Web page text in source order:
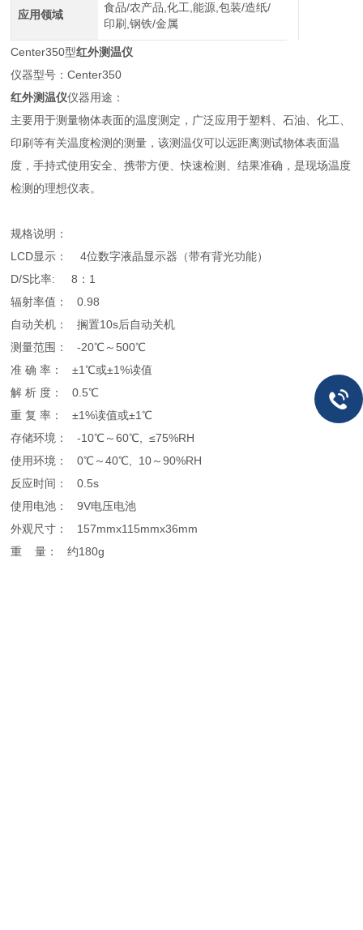
应用领域
食品/农产品,化工,能源,包装/造纸/
印刷,钢铁/金属
Center350型红外测温仪
仪器型号：Center350
红外测温仪仪器用途：
主要用于测量物体表面的温度测定，广泛应用于塑料、石油、化工、
印刷等有关温度检测的测量，该测温仪可以远距离测试物体表面温
度，手持式使用安全、携带方便、快速检测、结果准确，是现场温度
检测的理想仪表。
规格说明：
LCD显示： 4位数字液晶显示器（带有背光功能）
D/S比率: 8：1
辐射率值： 0.98
自动关机： 搁置10s后自动关机
测量范围： -20℃～500℃
准 确 率： ±1℃或±1%读值
解 析 度： 0.5℃
重 复 率： ±1%读值或±1℃
存储环境： -10℃～60℃, ≤75%RH
使用环境： 0℃～40℃, 10～90%RH
反应时间： 0.5s
使用电池： 9V电压电池
外观尺寸： 157mmx115mmx36mm
重 量： 约180g